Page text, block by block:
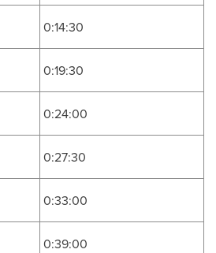
0:14:30
0:19:30
0:24:00
0:27:30
0:33:00
0:39:00